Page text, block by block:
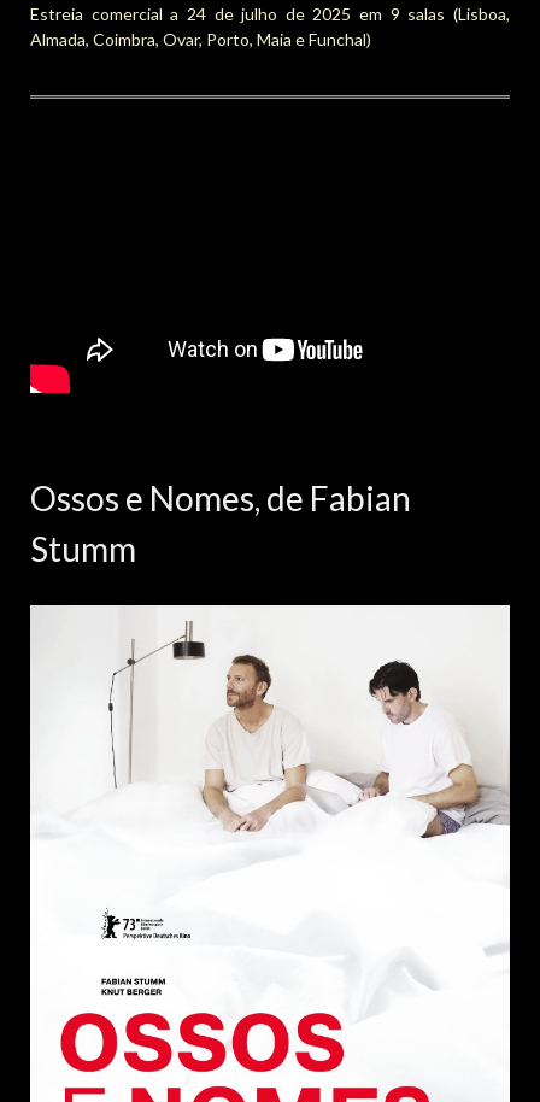
Estreia comercial a 24 de julho de 2025 em 9 salas (Lisboa,
Almada, Coimbra, Ovar, Porto, Maia e Funchal)
Ossos e Nomes, de Fabian
Stumm